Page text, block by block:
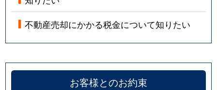
不動産売却にかかる税金について知りたい
お客様とのお約束